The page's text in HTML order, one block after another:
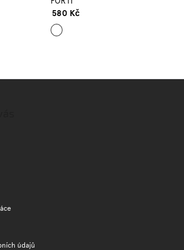
580 Kč
Mix
barev
údajů